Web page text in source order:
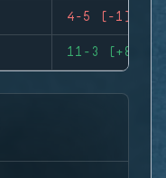
4-5 (-1)
11-3 (+8)